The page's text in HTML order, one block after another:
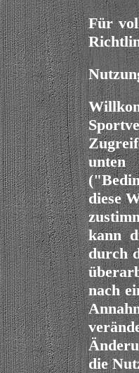
Für
unten
diese
kann
durch
nach
die